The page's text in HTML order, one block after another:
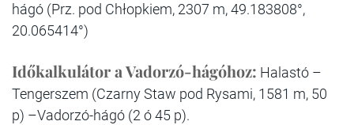
hágó (Prz. pod Chłopkiem, 2307 m, 49.183808°,
20.065414°)
Időkalkulátor a Vadorzó-hágóhoz: Halastó –
Tengerszem (Czarny Staw pod Rysami, 1581 m, 50
p) –Vadorzó-hágó (2 ó 45 p).